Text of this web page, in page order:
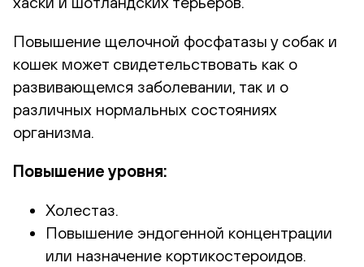
Повышение щелочной фосфатазы у собак и
кошек может свидетельствовать как о
развивающемся заболевании, так и о
различных нормальных состояниях
организма.
Повышение уровня:
Холестаз.
Повышение эндогенной концентрации
или назначение кортикостероидов.